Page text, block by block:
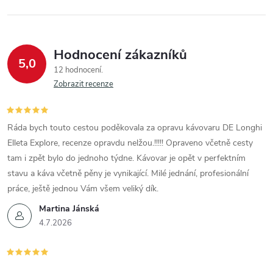
5,0 Hodnocení zákazníků
12 hodnocení
Zobrazit recenze
Martina Jánská
4.7.2026
Ráda bych touto cestou poděkovala za opravu kávovaru DE Longhi
Elleta Explore, recenze opravdu nelžou.!!!!! Opraveno včetně cesty
tam i zpět bylo do jednoho týdne. Kávovar je opět v perfektním
stavu a káva včetně pěny je vynikající. Milé jednání, profesionální
práce, ještě jednou Vám všem veliký dík.